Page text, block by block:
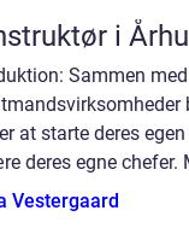
i
Sammen
at starte deres
deres egne chefer.
Vestergaard